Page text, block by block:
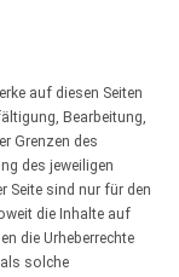
auf diesen Seiten
Bearbeitung,
Grenzen des
des jeweiligen
Seite sind nur für den
die Inhalte auf
die Urheberrechte
solche